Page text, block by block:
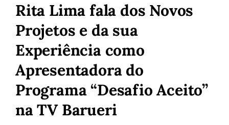
Rita Lima fala dos Novos
Projetos e da sua
Experiência como
Apresentadora do
Programa “Desafio Aceito”
na TV Barueri